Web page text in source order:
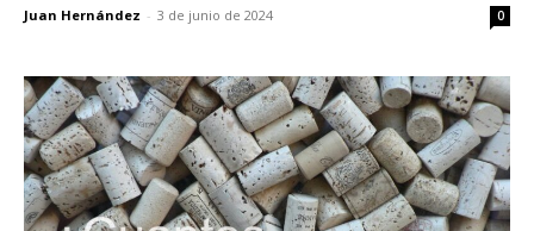
Juan Hernández - 3 de junio de 2024 0